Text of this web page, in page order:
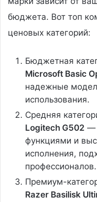
бюджета. Вот топ
ценовых категорий:
Бюджетная
Microsoft Basic
надежные
использования.
Средняя
Logitech G502 —
функциями и
исполнения,
профессионалов.
Премиум-
Razer Basilisk